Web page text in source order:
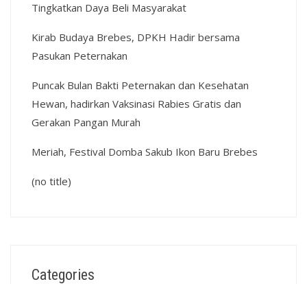
Tingkatkan Daya Beli Masyarakat
Kirab Budaya Brebes, DPKH Hadir bersama
Pasukan Peternakan
Puncak Bulan Bakti Peternakan dan Kesehatan
Hewan, hadirkan Vaksinasi Rabies Gratis dan
Gerakan Pangan Murah
Meriah, Festival Domba Sakub Ikon Baru Brebes
(no title)
Categories